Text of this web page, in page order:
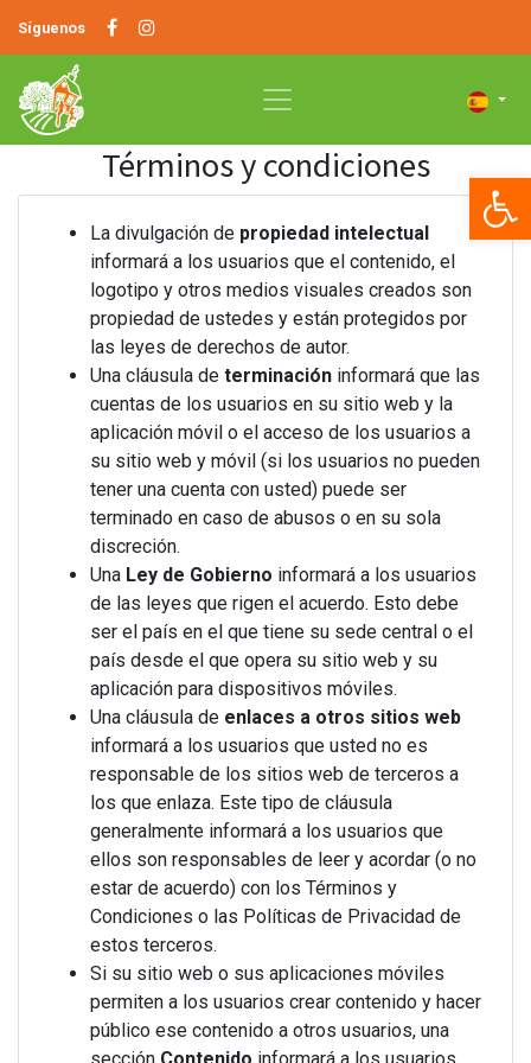
Síguenos
Términos y condiciones
La divulgación de propiedad intelectual
informará a los usuarios que el contenido, el
logotipo y otros medios visuales creados son
propiedad de ustedes y están protegidos por
las leyes de derechos de autor.
Una cláusula de terminación informará que las
cuentas de los usuarios en su sitio web y la
aplicación móvil o el acceso de los usuarios a
su sitio web y móvil (si los usuarios no pueden
tener una cuenta con usted) puede ser
terminado en caso de abusos o en su sola
discreción.
Una Ley de Gobierno informará a los usuarios
de las leyes que rigen el acuerdo. Esto debe
ser el país en el que tiene su sede central o el
país desde el que opera su sitio web y su
aplicación para dispositivos móviles.
Una cláusula de enlaces a otros sitios web
informará a los usuarios que usted no es
responsable de los sitios web de terceros a
los que enlaza. Este tipo de cláusula
generalmente informará a los usuarios que
ellos son responsables de leer y acordar (o no
estar de acuerdo) con los Términos y
Condiciones o las Políticas de Privacidad de
estos terceros.
Si su sitio web o sus aplicaciones móviles
permiten a los usuarios crear contenido y hacer
público ese contenido a otros usuarios, una